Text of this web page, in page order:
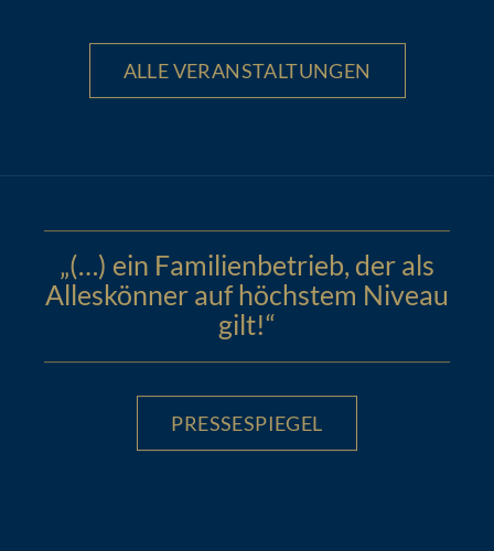
ALLE VERANSTALTUNGEN
„(…) ein Familienbetrieb, der als
Alleskönner auf höchstem Niveau
gilt!“
PRESSESPIEGEL